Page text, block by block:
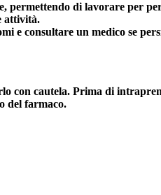
permettendo di lavorare per
attività.
e consultare un medico se
con cautela. Prima di
del farmaco.